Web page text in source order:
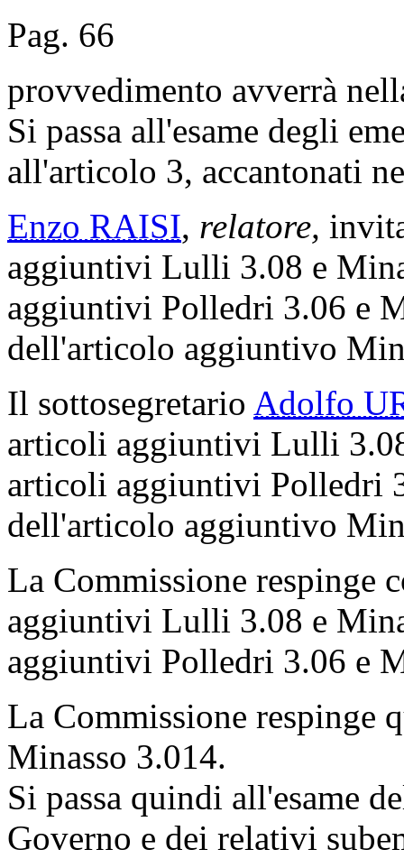
Pag. 66
provvedimento avverrà
Si passa all'esame degli
all'articolo 3, accantonati
Enzo RAISI, relatore,
aggiuntivi Lulli 3.08 e
aggiuntivi Polledri 3.06 e
dell'articolo aggiuntivo
Il sottosegretario Adolfo
articoli aggiuntivi Lulli
articoli aggiuntivi Polledri
dell'articolo aggiuntivo
La Commissione
aggiuntivi Lulli 3.08 e
aggiuntivi Polledri 3.06 e
La Commissione
Minasso 3.014.
Si passa quindi all'esame
Governo e dei relativi